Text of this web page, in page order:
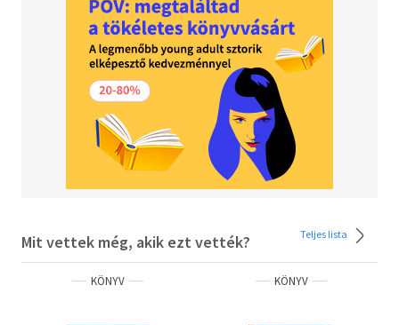
Mit vettek még, akik ezt vették? Teljes lista
KÖNYV KÖNYV